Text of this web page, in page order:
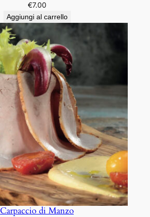
€7.00
Aggiungi al carrello
Carpaccio di Manzo